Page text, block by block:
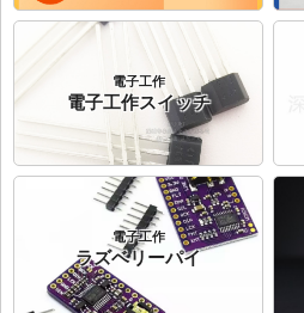
電子工作
電子工作スイッチ
電子工作
ラズベリーパイ